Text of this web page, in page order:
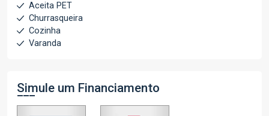
Aceita PET
Churrasqueira
Cozinha
Varanda
Simule um Financiamento